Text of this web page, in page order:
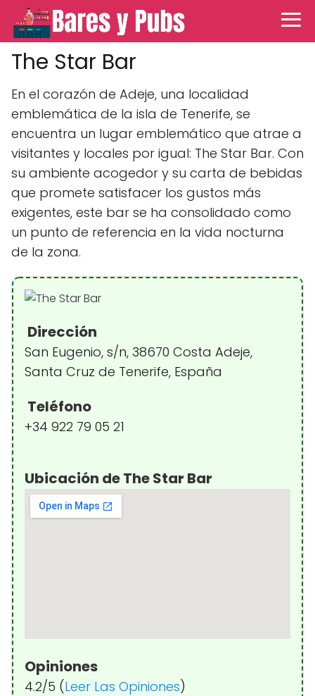
The Star Bar
En el corazón de Adeje, una localidad
emblemática de la isla de Tenerife, se
encuentra un lugar emblemático que atrae a
visitantes y locales por igual: The Star Bar. Con
su ambiente acogedor y su carta de bebidas
que promete satisfacer los gustos más
exigentes, este bar se ha consolidado como
un punto de referencia en la vida nocturna
de la zona.
Dirección
San Eugenio, s/n, 38670 Costa Adeje,
Santa Cruz de Tenerife, España
Teléfono
+34 922 79 05 21
Ubicación de The Star Bar
Opiniones
4.2/5 (Leer Las Opiniones)